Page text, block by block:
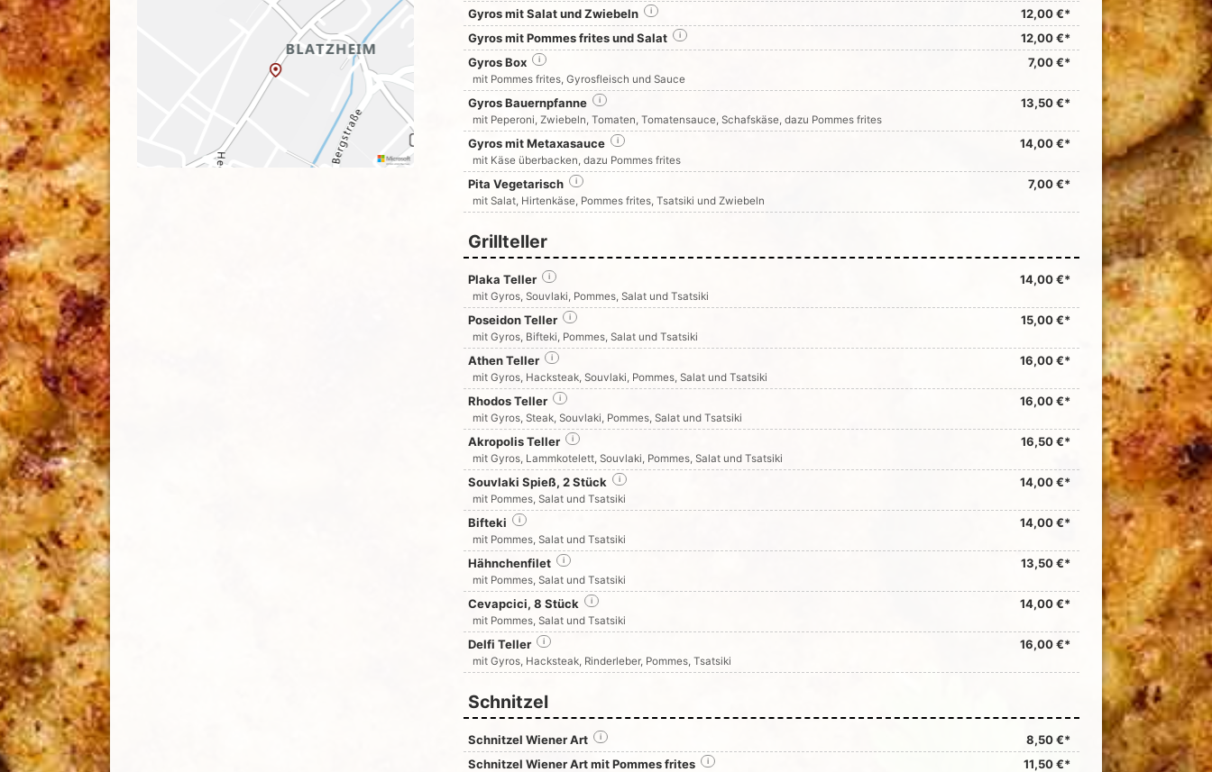
Gyros mit Salat und Zwiebeln 12,00 €*
i
Gyros mit Pommes frites und Salat 12,00 €*
i
Gyros Box 7,00 €*
i
mit Pommes frites, Gyrosfleisch und Sauce
Gyros Bauernpfanne 13,50 €*
i
mit Peperoni, Zwiebeln, Tomaten, Tomatensauce, Schafskäse, dazu Pommes frites
Gyros mit Metaxasauce 14,00 €*
i
mit Käse überbacken, dazu Pommes frites
Pita Vegetarisch 7,00 €*
i
mit Salat, Hirtenkäse, Pommes frites, Tsatsiki und Zwiebeln
Grillteller
Plaka Teller 14,00 €*
i
mit Gyros, Souvlaki, Pommes, Salat und Tsatsiki
Poseidon Teller 15,00 €*
i
mit Gyros, Bifteki, Pommes, Salat und Tsatsiki
Athen Teller 16,00 €*
i
mit Gyros, Hacksteak, Souvlaki, Pommes, Salat und Tsatsiki
Rhodos Teller 16,00 €*
i
mit Gyros, Steak, Souvlaki, Pommes, Salat und Tsatsiki
Akropolis Teller 16,50 €*
i
mit Gyros, Lammkotelett, Souvlaki, Pommes, Salat und Tsatsiki
Souvlaki Spieß, 2 Stück 14,00 €*
i
mit Pommes, Salat und Tsatsiki
Bifteki 14,00 €*
i
mit Pommes, Salat und Tsatsiki
Hähnchenfilet 13,50 €*
i
mit Pommes, Salat und Tsatsiki
Cevapcici, 8 Stück 14,00 €*
i
mit Pommes, Salat und Tsatsiki
Delfi Teller 16,00 €*
i
mit Gyros, Hacksteak, Rinderleber, Pommes, Tsatsiki
Schnitzel
Schnitzel Wiener Art 8,50 €*
i
Schnitzel Wiener Art mit Pommes frites 11,50 €*
i